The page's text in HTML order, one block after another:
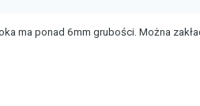
ma ponad 6mm grubości. Można